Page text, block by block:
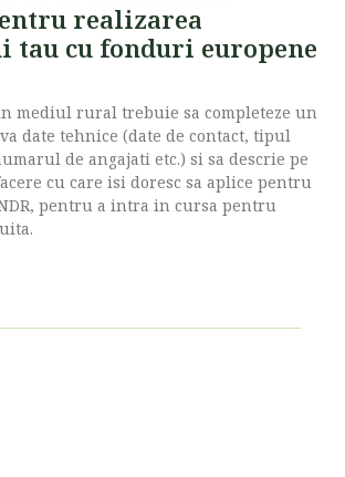
realizarea
tau cu fonduri europene
mediul rural trebuie sa completeze un
date tehnice (date de contact, tipul
de angajati etc.) si sa descrie pe
cu care isi doresc sa aplice pentru
pentru a intra in cursa pentru